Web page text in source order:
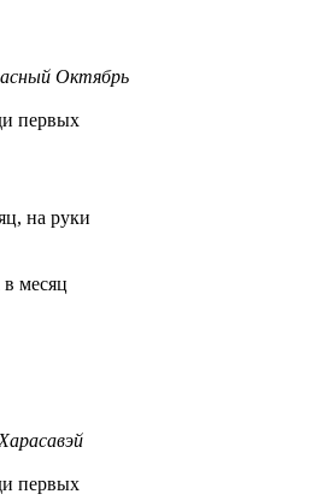
Октябрь
первых
на руки
месяц
первых